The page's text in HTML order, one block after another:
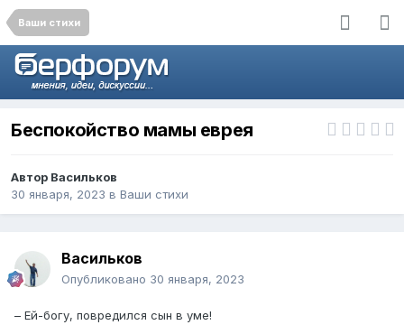
Ваши стихи
Беспокойство мамы еврея
Автор Васильков
30 января, 2023 в Ваши стихи
Васильков
Опубликовано 30 января, 2023
– Ей-богу, повредился сын в уме!